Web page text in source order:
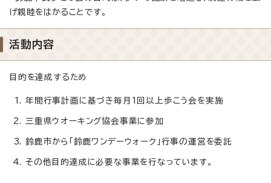
げ親睦をはかることです。
活動内容
目的を達成するため
年間行事計画に基づき毎月1回以上歩こう会を実施
三重県ウオーキング協会事業に参加
鈴鹿市から「鈴鹿ワンデーウォーク」行事の運営を委託
その他目的達成に必要な事業を行なっています。